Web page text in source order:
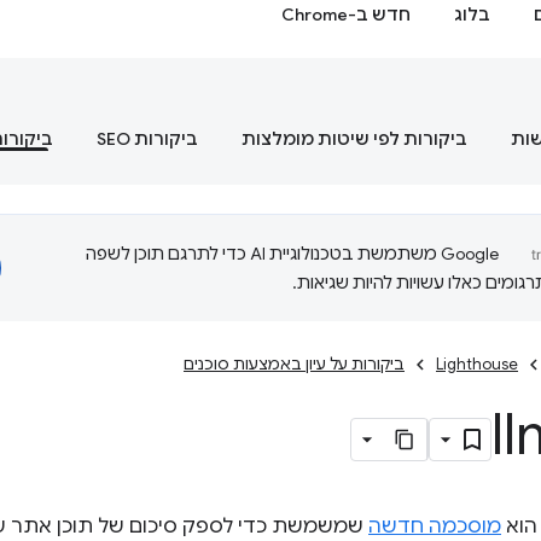
בלוג חדש ב-Chrome
ביקורות לפי שיטות מומלצות ביקורות SEO
‫Google משתמשת בטכנולוגיית AI כדי לתרגם תוכן לשפה
כאלו עשויות להיות שגיאות.
Lighthouse ביקורות על עיון באמצעות סוכנים
הוא מוסכמה חדשה שמשמשת כדי לספק סיכום של תוכן אתר